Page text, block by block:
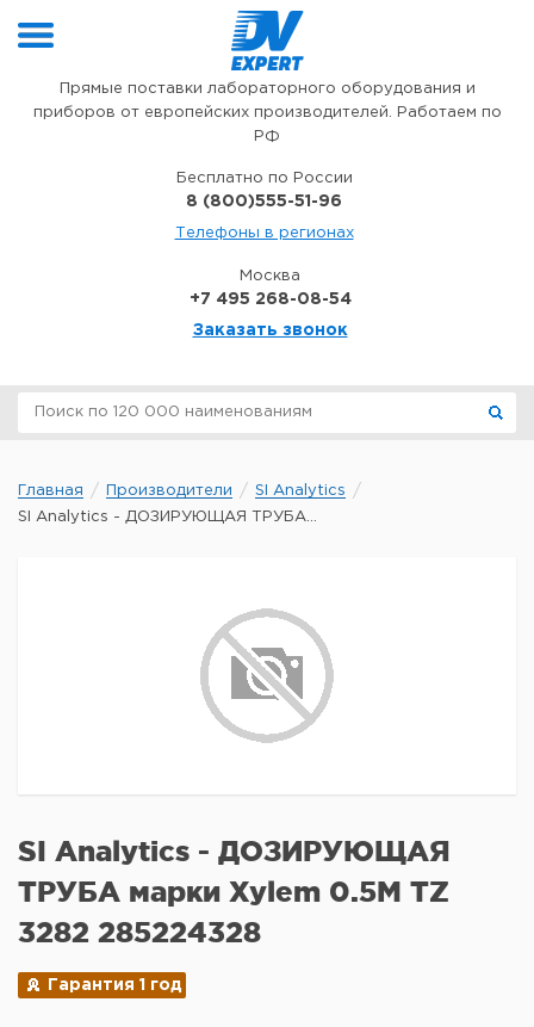
Прямые поставки лабораторного оборудования и
приборов от европейских производителей. Работаем по
РФ
Бесплатно по России
8 (800)555-51-96
Телефоны в регионах
Москва
+7 495 268-08-54
Заказать звонок
Главная Производители
SI Analytics
SI Analytics - ДОЗИРУЮЩАЯ ТРУБА...
SI Analytics - ДОЗИРУЮЩАЯ
ТРУБА марки Xylem 0.5M TZ
3282 285224328
Гарантия 1 год